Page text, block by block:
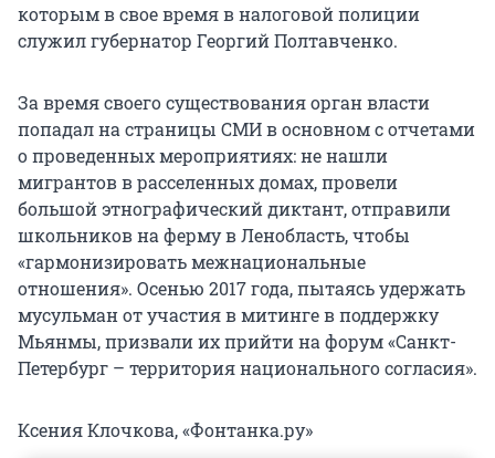
которым в свое время в налоговой полиции
служил губернатор Георгий Полтавченко.
За время своего существования орган власти
попадал на страницы СМИ в основном с отчетами
о проведенных мероприятиях: не нашли
мигрантов в расселенных домах, провели
большой этнографический диктант, отправили
школьников на ферму в Ленобласть, чтобы
«гармонизировать межнациональные
отношения». Осенью 2017 года, пытаясь удержать
мусульман от участия в митинге в поддержку
Мьянмы, призвали их прийти на форум «Санкт-
Петербург – территория национального согласия».
Ксения Клочкова, «Фонтанка.ру»